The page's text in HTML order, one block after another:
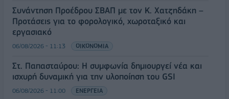
Συνάντηση Προέδρου ΣΒΑΠ με τον Κ. Χατζηδάκη –
Προτάσεις για το φορολογικό, χωροταξικό και
εργασιακό
06/08/2026 - 11:13 ΟΙΚΟΝΟΜΙΑ
Στ. Παπασταύρου: Η συμφωνία δημιουργεί νέα και
ισχυρή δυναμική για την υλοποίηση του GSI
06/08/2026 - 11:00 ΕΝΕΡΓΕΙΑ